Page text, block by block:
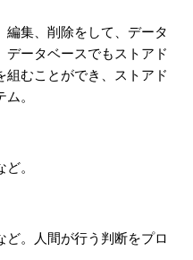
集、削除をして、データ
データベースでもストアド
むことができ、ストアド
。
。
。人間が行う判断をプロ